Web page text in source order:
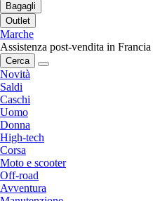
Bagagli
Outlet
Marche
Assistenza post-vendita in Francia
Cerca
Novità
Saldi
Caschi
Uomo
Donna
High-tech
Corsa
Moto e scooter
Off-road
Avventura